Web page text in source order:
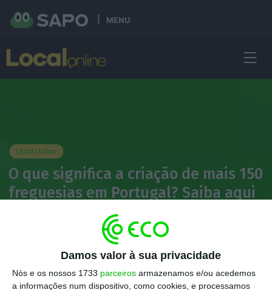
Damos valor à sua privacidade
Nós e os nossos 1733 parceiros armazenamos e/ou acedemos
a informações num dispositivo, como cookies, e processamos
MENU
Local Online
O que significa a criação de mais 150
freguesias em Portugal? Saiba aqui
Alexandre Batista
26 Dezembro 2024